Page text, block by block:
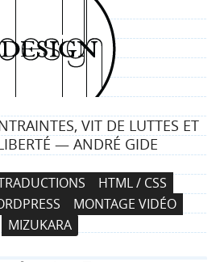
4
d
e
s
i
g
VIT DE LUTTES ET
— ANDRÉ GIDE
HTML / CSS
MONTAGE VIDÉO
MIZUKARA